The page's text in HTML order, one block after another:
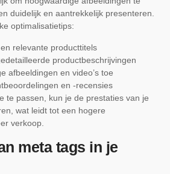
duidelijk en aantrekkelijk presenteren.
optimalisatietips:
relevante producttitels
productbeschrijvingen
afbeeldingen en video’s toe
en -recensies
te passen, kun je de prestaties van je
wat leidt tot een hogere
verkoop.
meta tags in je